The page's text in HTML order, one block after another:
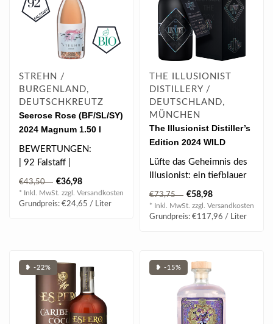
STREHN /
BURGENLAND,
DEUTSCHKREUTZ
Seerose Rose (BF/SL/SY)
2024 Magnum 1.50 l
BEWERTUNGEN:
| 92 Falstaff |
€43,50 €36,98
* Inkl. MwSt. zzgl. Versandkosten
Grundpreis: €24,65 / Liter
THE ILLUSIONIST
DISTILLERY /
DEUTSCHLAND,
MÜNCHEN
The Illusionist Distiller’s
Edition 2024 WILD
WESTGin 0.5 l 45% vol
Lüfte das Geheimnis des
Illusionist: ein tiefblauer
Gin, der Dich aus dem
graue..
€73,75 €58,98
* Inkl. MwSt. zzgl. Versandkosten
Grundpreis: €117,96 / Liter
❥ -22% ❥ -15%